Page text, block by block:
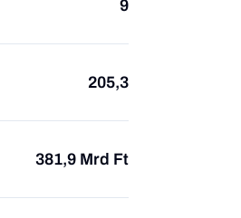
9
205,3
381,9 Mrd Ft